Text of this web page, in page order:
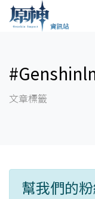
文章標籤
幫我們的